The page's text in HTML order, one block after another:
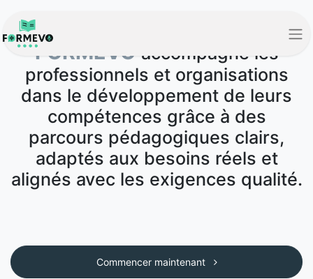
FORMEVO accompagne les
professionnels et organisations
dans le développement de leurs
compétences grâce à des
parcours pédagogiques clairs,
adaptés aux besoins réels et
alignés avec les exigences qualité.
Commencer maintenant